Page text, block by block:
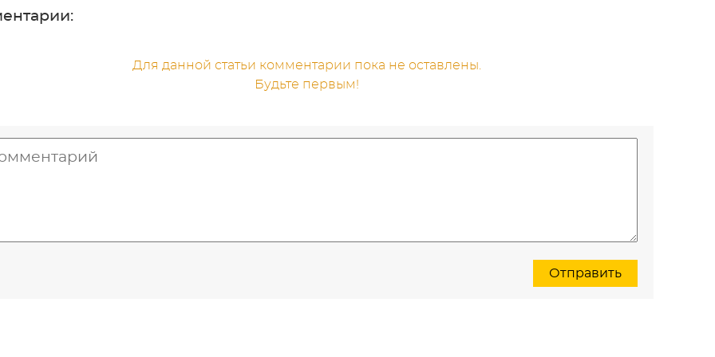
Для данной статьи комментарии пока не оставлены.
Будьте первым!
Отправить